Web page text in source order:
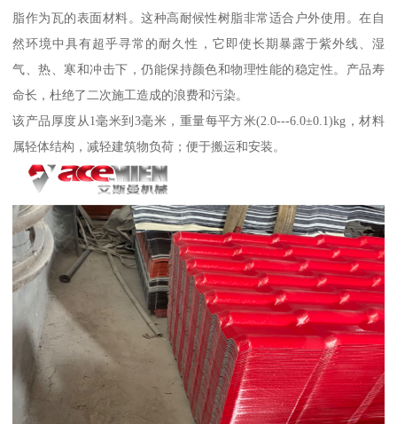
脂作为瓦的表面材料。这种高耐候性树脂非常适合户外使用。在自
然环境中具有超乎寻常的耐久性，它即使长期暴露于紫外线、湿
气、热、寒和冲击下，仍能保持颜色和物理性能的稳定性。产品寿
命长，杜绝了二次施工造成的浪费和污染。
该产品厚度从1毫米到3毫米，重量每平方米(2.0---6.0±0.1)kg，材料
属轻体结构，减轻建筑物负荷；便于搬运和安装。